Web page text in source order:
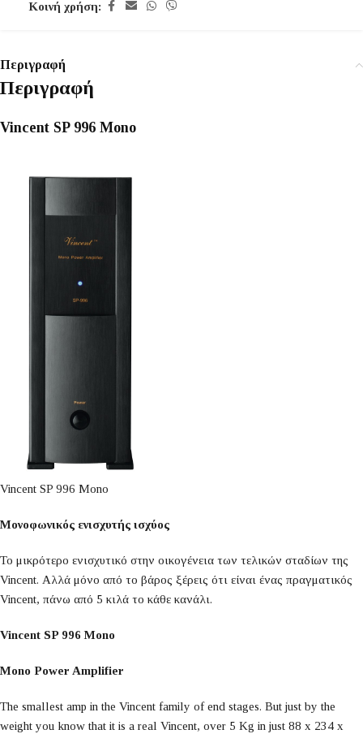
Κοινή χρήση:
Περιγραφή
Περιγραφή
Vincent SP 996 Mono
Vincent SP 996 Mono
Μονοφωνικός ενισχυτής ισχύος
Το μικρότερο ενισχυτικό στην οικογένεια των τελικών σταδίων της
Vincent. Αλλά μόνο από το βάρος ξέρεις ότι είναι ένας πραγματικός
Vincent, πάνω από 5 κιλά το κάθε κανάλι.
Vincent SP 996 Mono
Mono Power Amplifier
The smallest amp in the Vincent family of end stages. But just by the
weight you know that it is a real Vincent, over 5 Kg in just 88 x 234 x